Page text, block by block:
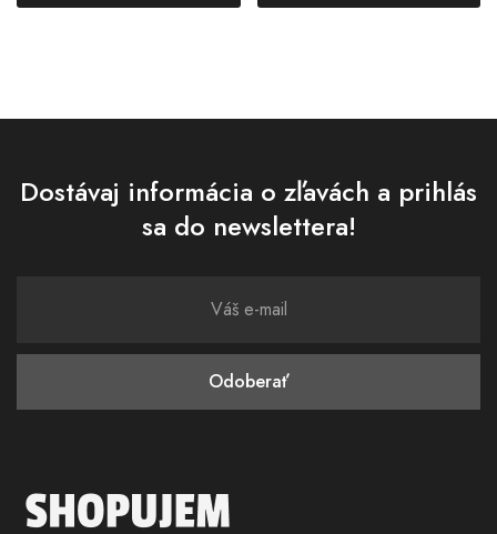
Dostávaj informácia o zľavách a prihlás
sa do newslettera!